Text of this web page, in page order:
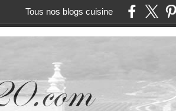
Tous nos blogs cuisine